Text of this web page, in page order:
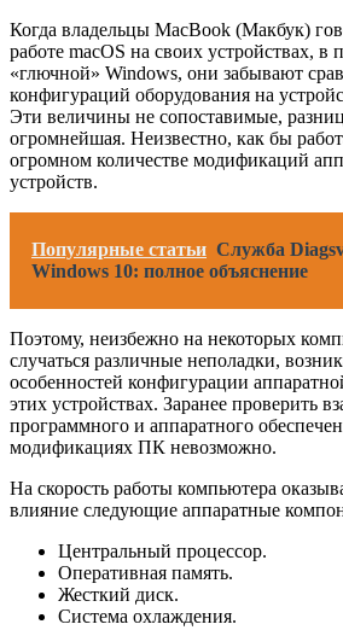
Когда владельцы MacBook (Макбук)
работе macOS на своих устройствах, в
«глючной» Windows, они забывают
конфигураций оборудования на
Эти величины не сопоставимые,
огромнейшая. Неизвестно, как бы
огромном количестве модификаций
устройств.
Популярные статьи Служба
Windows 10: полное объяснение
Поэтому, неизбежно на некоторых
случаться различные неполадки,
особенностей конфигурации
этих устройствах. Заранее проверить
программного и аппаратного
модификациях ПК невозможно.
На скорость работы компьютера
влияние следующие аппаратные
Центральный процессор.
Оперативная память.
Жесткий диск.
Система охлаждения.